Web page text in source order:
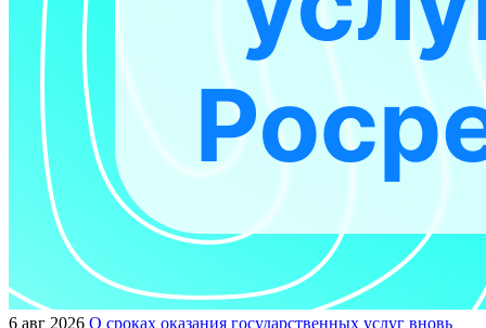
6 авг 2026 О сроках оказания государственных услуг вновь